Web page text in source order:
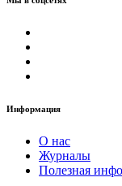
Информация
О нас
Журналы
Полезная